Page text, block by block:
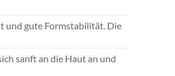
und gute Formstabilität. Die
sanft an die Haut an und